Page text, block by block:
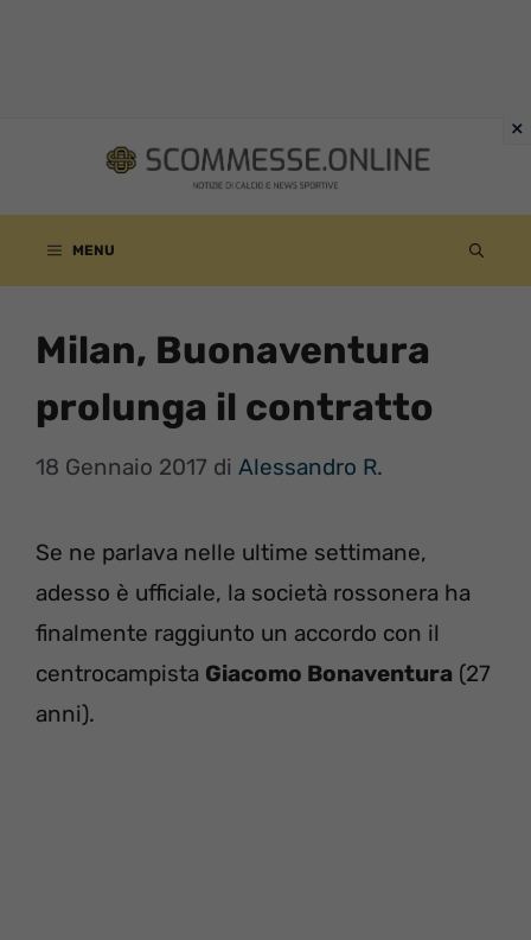
contenuto
MENU
Milan, Buonaventura
prolunga il contratto
18 Gennaio 2017 di Alessandro R.
Se ne parlava nelle ultime settimane,
adesso è ufficiale, la società rossonera ha
finalmente raggiunto un accordo con il
centrocampista Giacomo Bonaventura (27
anni).